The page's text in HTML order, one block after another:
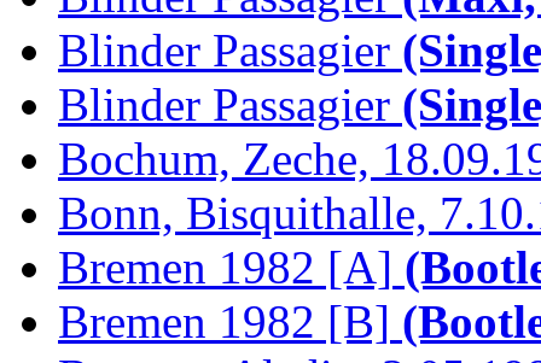
Blinder Passagier
Blinder Passagier
Bochum, Zeche,
Bonn, Bisquithalle,
Bremen 1982 [A]
Bremen 1982 [B]